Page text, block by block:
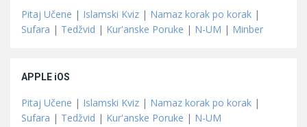
Pitaj Učene | Islamski Kviz | Namaz korak po korak |
Sufara | Tedžvid | Kur'anske Poruke | N-UM | Minber
APPLE iOS
Pitaj Učene | Islamski Kviz | Namaz korak po korak |
Sufara | Tedžvid | Kur'anske Poruke | N-UM